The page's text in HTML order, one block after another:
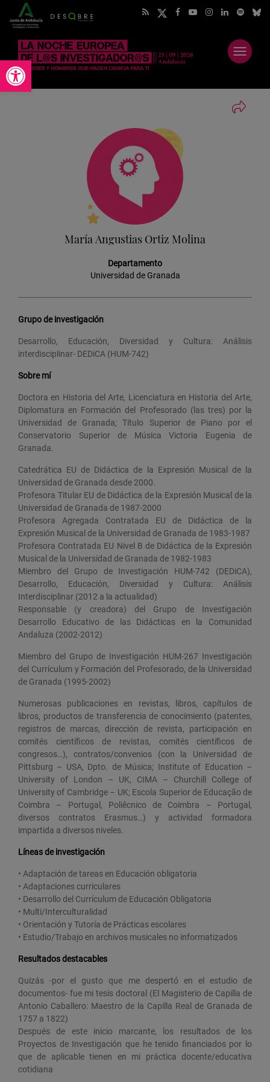
Abrir barra de herramientas
Abrir
menú
María Angustias Ortiz Molina
Departamento
Universidad de Granada
Grupo de investigación
Desarrollo, Educación, Diversidad y Cultura: Análisis
interdisciplinar- DEDiCA (HUM-742)
Sobre mí
Doctora en Historia del Arte, Licenciatura en Historia del Arte,
Diplomatura en Formación del Profesorado (las tres) por la
Universidad de Granada; Título Superior de Piano por el
Conservatorio Superior de Música Victoria Eugenia de
Granada.
Catedrática EU de Didáctica de la Expresión Musical de la
Universidad de Granada desde 2000.
Profesora Titular EU de Didáctica de la Expresión Musical de la
Universidad de Granada de 1987-2000
Profesora Agregada Contratada EU de Didáctica de la
Expresión Musical de la Universidad de Granada de 1983-1987
Profesora Contratada EU Nivel B de Didáctica de la Expresión
Musical de la Universidad de Granada de 1982-1983
Miembro del Grupo de Investigación HUM-742 (DEDiCA),
Desarrollo, Educación, Diversidad y Cultura: Análisis
Interdisciplinar (2012 a la actualidad)
Responsable (y creadora) del Grupo de Investigación
Desarrollo Educativo de las Didácticas en la Comunidad
Andaluza (2002-2012)
Miembro del Grupo de Investigación HUM-267 Investigación
del Currículum y Formación del Profesorado, de la Universidad
de Granada (1995-2002)
Numerosas publicaciones en revistas, libros, capítulos de
libros, productos de transferencia de conocimiento (patentes,
registros de marcas, dirección de revista, participación en
comités científicos de revistas, comités científicos de
congresos…), contratos/convenios (con la Universidad de
Pittsburg – USA, Dpto. de Música; Institute of Education –
University of London – UK, CIMA – Churchill College of
University of Cambridge – UK; Escola Superior de Educação de
Coimbra – Portugal, Poliêcnico de Coimbra – Portugal,
diversos contratos Erasmus…) y actividad formadora
impartida a diversos niveles.
Líneas de investigación
• Adaptación de tareas en Educación obligatoria
• Adaptaciones curriculares
• Desarrollo del Currículum de Educación Obligatoria
• Multi/Interculturalidad
• Orientación y Tutoría de Prácticas escolares
• Estudio/Trabajo en archivos musicales no informatizados
Resultados destacables
Quizás -por el gusto que me despertó en el estudio de
documentos- fue mi tesis doctoral (El Magisterio de Capilla de
Antonio Caballero: Maestro de la Capilla Real de Granada de
1757 a 1822)
Después de este inicio marcante, los resultados de los
Proyectos de Investigación que he tenido financiados por lo
que de aplicable tienen en mi práctica docente/educativa
cotidiana